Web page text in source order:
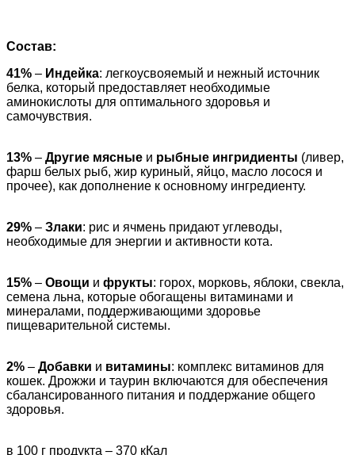
Состав:
41% – Индейка: легкоусвояемый и нежный источник
белка, который предоставляет необходимые
аминокислоты для оптимального здоровья и
самочувствия.
13% – Другие мясные и рыбные ингридиенты (ливер,
фарш белых рыб, жир куриный, яйцо, масло лосося и
прочее), как дополнение к основному ингредиенту.
29% – Злаки: рис и ячмень придают углеводы,
необходимые для энергии и активности кота.
15% – Овощи и фрукты: горох, морковь, яблоки, свекла,
семена льна, которые обогащены витаминами и
минералами, поддерживающими здоровье
пищеварительной системы.
2% – Добавки и витамины: комплекс витаминов для
кошек. Дрожжи и таурин включаются для обеспечения
сбалансированного питания и поддержание общего
здоровья.
в 100 г продукта – 370 кКал